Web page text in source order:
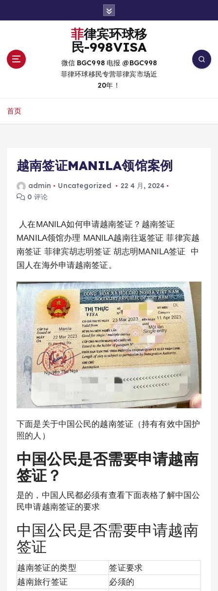
菲律宾环球移
民-998VISA
微信 BGC998 电报 @BGC998
菲律环球移民专营菲律宾市场近
20年！
首页
越南签证MANILA领馆案例
admin Uncategorized
22 4 月, 2024
0 评论
人在MANILA如何申请越南签证？越南签证
MANILA领馆办理 MANILA越南往返签证 菲律宾越
南签证 菲律宾胡志明签证 胡志明MANILA签证 中
国人在海外申请越南签证。
下面是关于中国公民的越南签证（持有有效中国护
照的人）
中国公民是否需要申请越南
签证？
是的，中国人民都必须有查看下面表格了解中国公
民申请越南签证的要求
中国公民是否需要申请越南
签证
越南签证的类型
签证要求
越南旅行签证
必须的